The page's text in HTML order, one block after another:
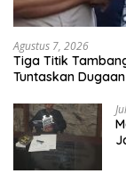
Agustus 7, 2026
Tiga Titik
Tuntaskan